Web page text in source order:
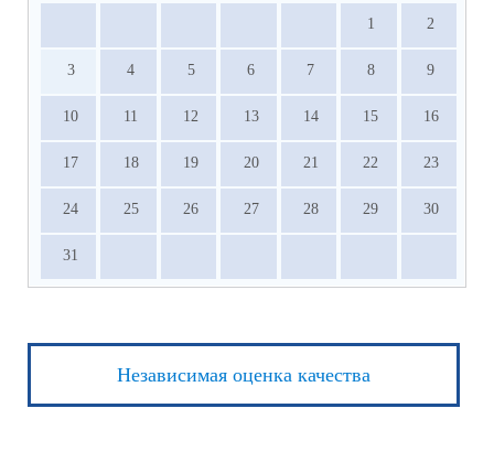
1 2
3 4 5 6 7 8 9
10 11 12 13 14 15 16
17 18 19 20 21 22 23
24 25 26 27 28 29 30
31
Независимая оценка качества